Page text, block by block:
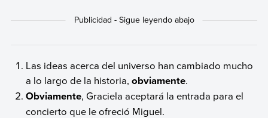
Las ideas acerca del universo han cambiado mucho
a lo largo de la historia,obviamente.
Obviamente, Graciela aceptará la entrada para el
concierto que le ofreció Miguel.